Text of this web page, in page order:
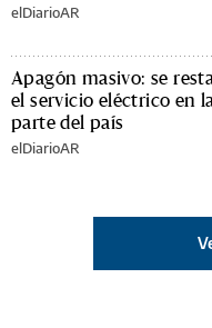
elDiarioAR
Apagón masivo: se
el servicio eléctrico en
parte del país
elDiarioAR